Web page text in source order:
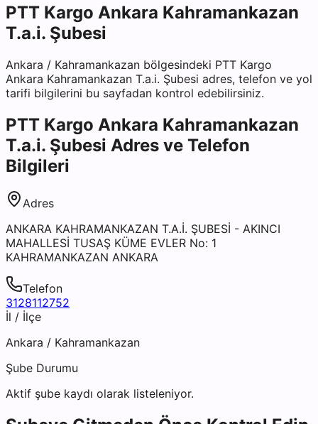
PTT Kargo Ankara Kahramankazan
T.a.i. Şubesi
Ankara / Kahramankazan bölgesindeki PTT Kargo
Ankara Kahramankazan T.a.i. Şubesi adres, telefon ve yol
tarifi bilgilerini bu sayfadan kontrol edebilirsiniz.
PTT Kargo Ankara Kahramankazan
T.a.i. Şubesi Adres ve Telefon
Bilgileri
Adres
ANKARA KAHRAMANKAZAN T.A.İ. ŞUBESİ - AKINCI
MAHALLESİ TUSAŞ KÜME EVLER No: 1
KAHRAMANKAZAN ANKARA
Telefon
3128112752
İl / İlçe
Ankara / Kahramankazan
Şube Durumu
Aktif şube kaydı olarak listeleniyor.